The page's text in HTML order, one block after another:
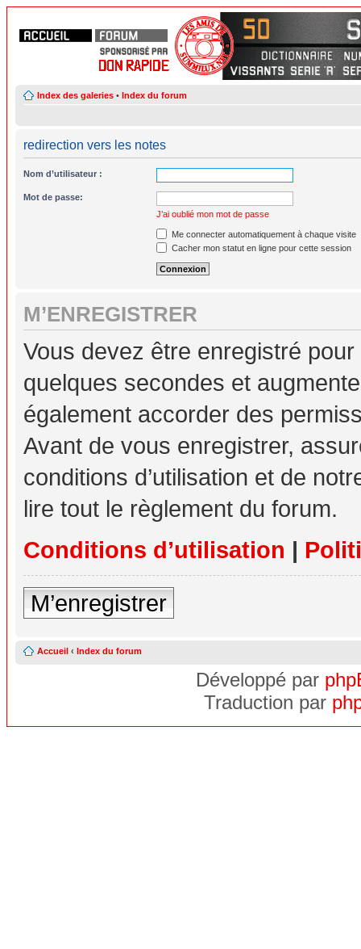
Index des galeries • Index du forum
redirection vers les notes
Nom d’utilisateur :
Mot de passe:
J’ai oublié mon mot de passe
Me connecter automatiquement à chaque visite
Cacher mon statut en ligne pour cette session
M’ENREGISTRER
Vous devez être enregistré
quelques secondes et
également accorder des
Avant de vous enregistrer,
conditions d’utilisation et de
lire tout le règlement du forum.
Conditions d’utilisation |
M’enregistrer
Accueil ‹ Index du forum
Développé par
Traduction par